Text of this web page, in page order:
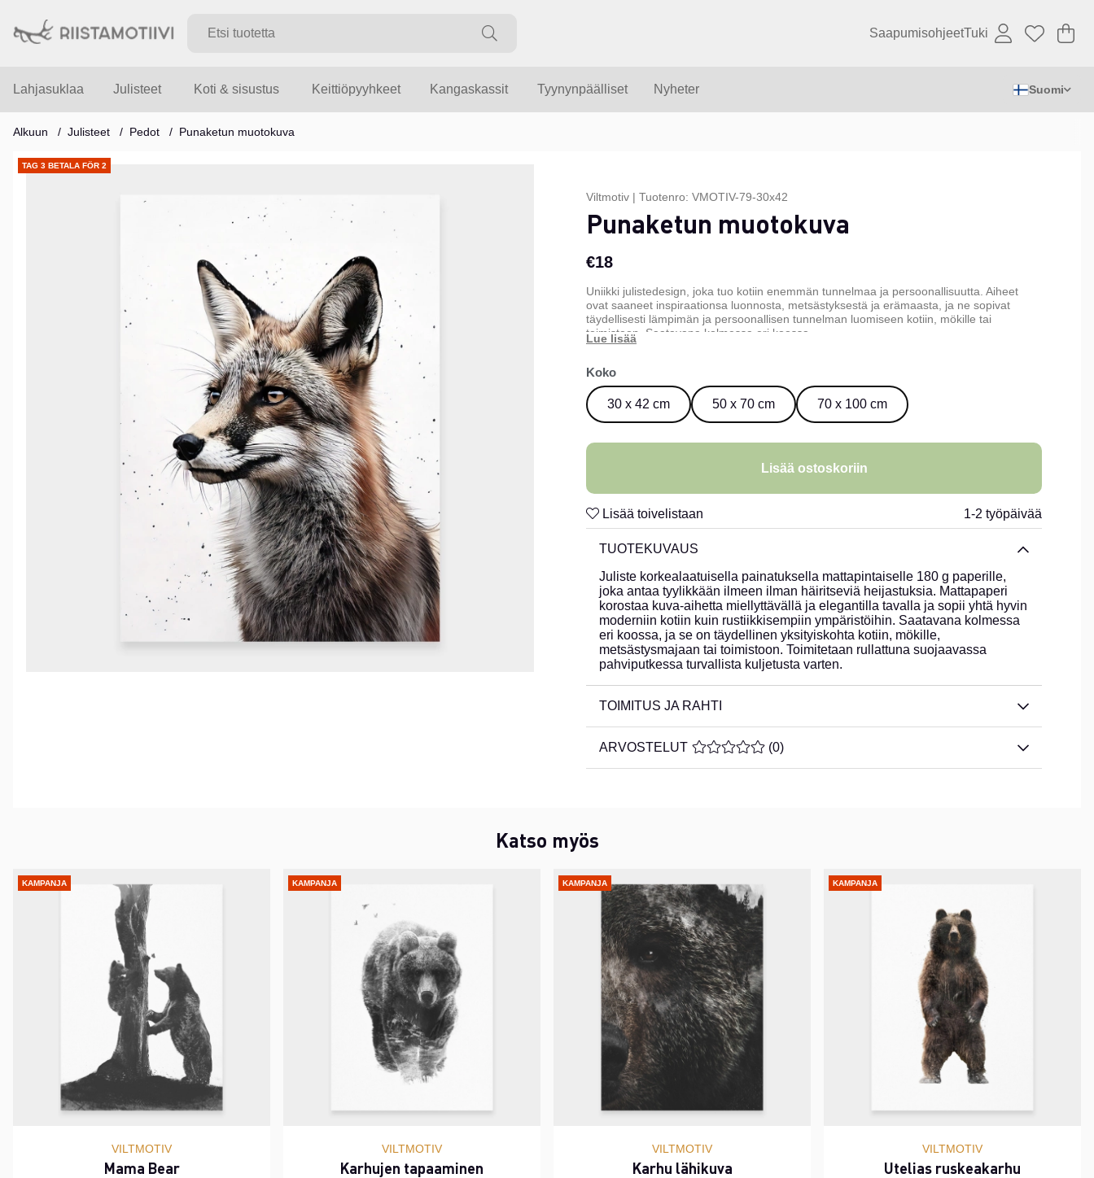
SaapumisohjeetTuki .
Lahjasuklaa Julisteet Koti & sisustus Keittiöpyyhkeet Kangaskassit Tyynynpäälliset Nyheter Suomi
Alkuun Julisteet Pedot Punaketun muotokuva
TAG 3 BETALA FÖR 2
Tuotekuvat
Viltmotiv | Tuotenro: VMOTIV-79-30x42
Punaketun muotokuva
€18
Uniikki julistedesign, joka tuo kotiin enemmän tunnelmaa ja persoonallisuutta. Aiheet
ovat saaneet inspiraationsa luonnosta, metsästyksestä ja erämaasta, ja ne sopivat
täydellisesti lämpimän ja persoonallisen tunnelman luomiseen kotiin, mökille tai
toimistoon. Saatavana kolmessa eri koossa.
Koko
30 x 42 cm 50 x 70 cm 70 x 100 cm
Lisää ostoskoriin
Lisää toivelistaan 1-2 työpäivää
TUOTEKUVAUS
Juliste korkealaatuisella painatuksella mattapintaiselle 180 g paperille,
joka antaa tyylikkään ilmeen ilman häiritseviä heijastuksia. Mattapaperi
korostaa kuva-aihetta miellyttävällä ja elegantilla tavalla ja sopii yhtä hyvin
moderniin kotiin kuin rustiikkisempiin ympäristöihin. Saatavana kolmessa
eri koossa, ja se on täydellinen yksityiskohta kotiin, mökille,
metsästysmajaan tai toimistoon. Toimitetaan rullattuna suojaavassa
pahviputkessa turvallista kuljetusta varten.
TOIMITUS JA RAHTI
ARVOSTELUT KESKIARVOLUOKITUS 0 / 5 ARVIOIDEN MÄÄRÄ 0
(0)
Katso myös
KAMPANJA
VILTMOTIV
Mama Bear
KAMPANJA
VILTMOTIV
Karhujen tapaaminen
KAMPANJA
VILTMOTIV
Karhu lähikuva
KAMPANJA
VILTMOTIV
Utelias ruskeakarhu